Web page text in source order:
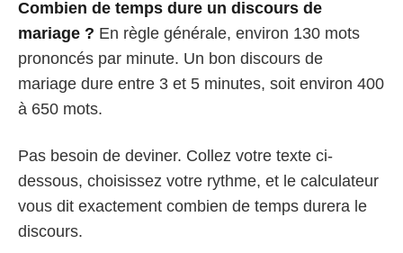
Combien de temps dure un discours de
mariage ? En règle générale, environ 130 mots
prononcés par minute. Un bon discours de
mariage dure entre 3 et 5 minutes, soit environ 400
à 650 mots.
Pas besoin de deviner. Collez votre texte ci-
dessous, choisissez votre rythme, et le calculateur
vous dit exactement combien de temps durera le
discours.